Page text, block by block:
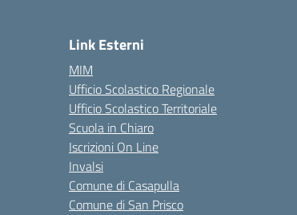
Link Esterni
MIM
Ufficio Scolastico Regionale
Ufficio Scolastico Territoriale
Scuola in Chiaro
Iscrizioni On Line
Invalsi
Comune di Casapulla
Comune di San Prisco